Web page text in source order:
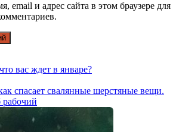
email и адрес сайта в этом браузере для
вас ждет в январе?
спасает свалянные шерстяные вещи.
рабочий